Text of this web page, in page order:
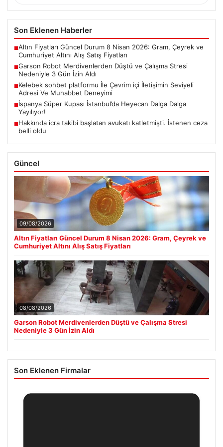
Son Eklenen Haberler
■Altın Fiyatları Güncel Durum 8 Nisan 2026: Gram, Çeyrek ve
Cumhuriyet Altını Alış Satış Fiyatları
■Garson Robot Merdivenlerden Düştü ve Çalışma Stresi
Nedeniyle 3 Gün İzin Aldı
■Kelebek sohbet platformu İle Çevrim içi İletişimin Seviyeli
Adresi Ve Muhabbet Deneyimi
■İspanya Süper Kupası İstanbul’da Heyecan Dalga Dalga
Yayılıyor!
■Hakkında icra takibi başlatan avukatı katletmişti. İstenen ceza
belli oldu
Güncel
09/08/2026
Altın Fiyatları Güncel Durum 8 Nisan 2026: Gram, Çeyrek ve
Cumhuriyet Altını Alış Satış Fiyatları
08/08/2026
Garson Robot Merdivenlerden Düştü ve Çalışma Stresi
Nedeniyle 3 Gün İzin Aldı
Son Eklenen Firmalar